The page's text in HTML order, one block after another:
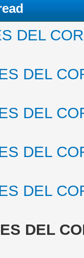
DEL
DEL
DEL
DEL
DEL
DEL